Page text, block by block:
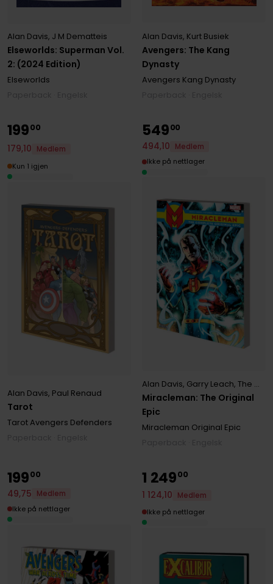
Elseworlds: Superman Vol.
2: (2024 Edition)
Alan Davis, J M Dematteis
Elseworlds
Avengers: The Kang
Dynasty
Alan Davis, Kurt Busiek
Avengers Kang Dynasty
Tarot
Alan Davis, Paul Renaud
Tarot Avengers Defenders
19900
179,10
Medlem
Kun 1 igjen
Miracleman: The Original
Epic
Alan Davis, Garry Leach,The Original Writer
Miracleman Original Epic
54900
494,10
Medlem
Ikke på nettlager
19900
49,75
Medlem
Ikke på nettlager
1 24900
1 124,10
Medlem
Ikke på nettlager